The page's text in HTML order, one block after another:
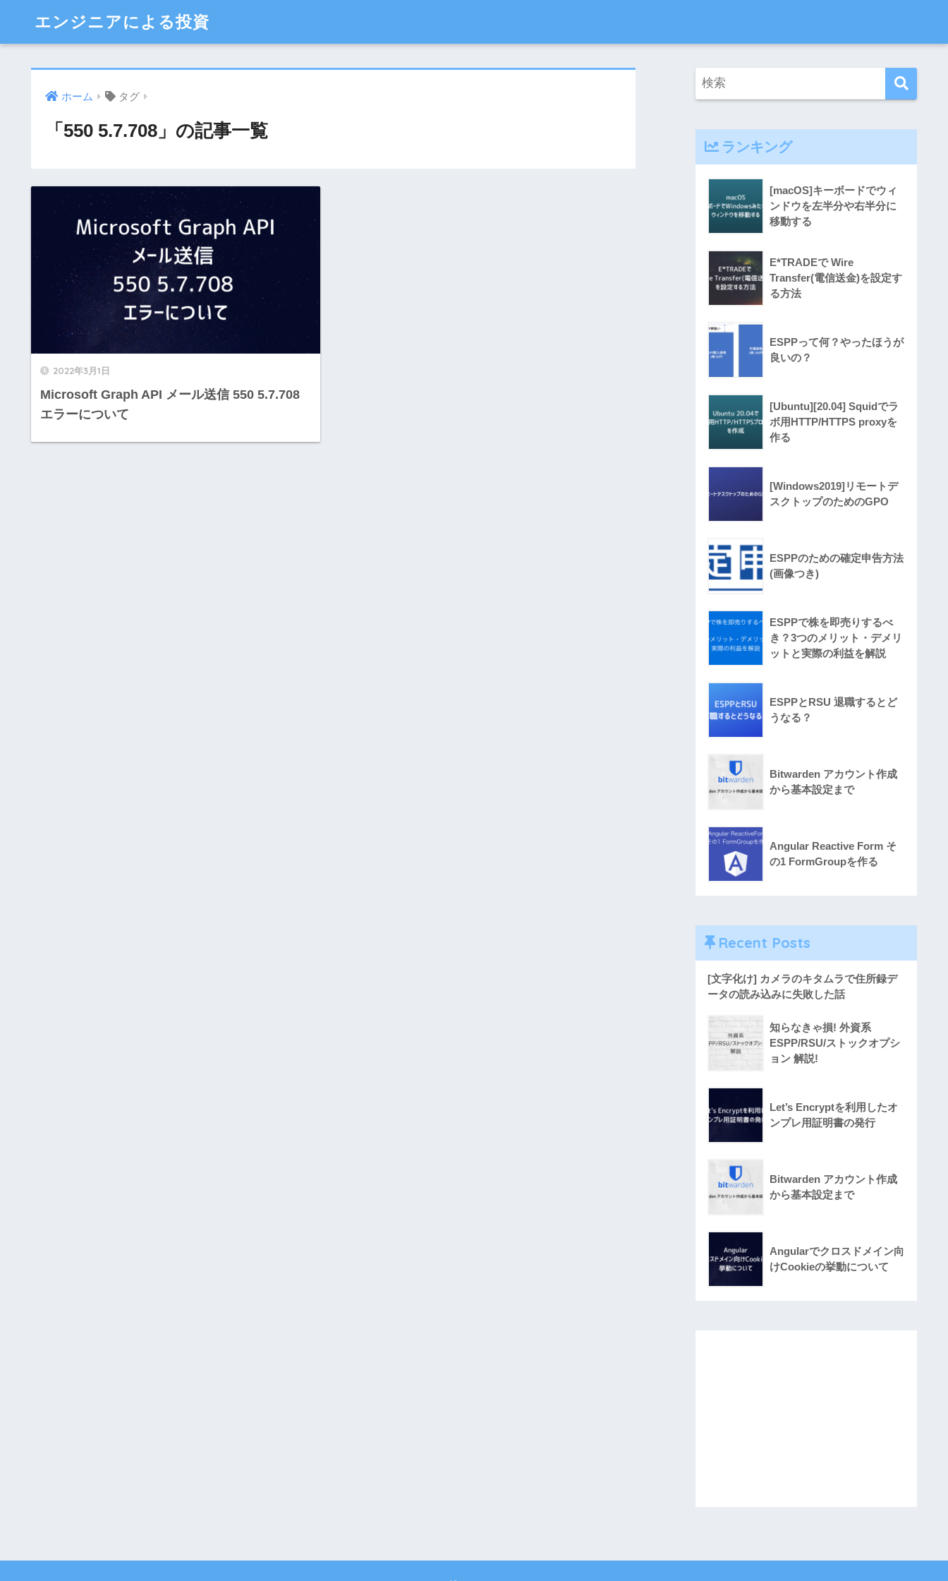
エンジニアによる投資
ホーム タグ
「550 5.7.708」の記事一覧
2022年3月1日
Microsoft Graph API メール送信 550 5.7.708
エラーについて
ランキング
[macOS]キーボードでウィ
ンドウを左半分や右半分に
移動する
E*TRADEで Wire
Transfer(電信送金)を設定す
る方法
ESPPって何？やったほうが
良いの？
[Ubuntu][20.04] Squidでラ
ボ用HTTP/HTTPS proxyを
作る
[Windows2019]リモートデ
スクトップのためのGPO
ESPPのための確定申告方法
(画像つき)
ESPPで株を即売りするべ
き？3つのメリット・デメリ
ットと実際の利益を解説
ESPPとRSU 退職するとど
うなる？
Bitwarden アカウント作成
から基本設定まで
Angular Reactive Form そ
の1 FormGroupを作る
Recent Posts
[文字化け] カメラのキタムラで住所録デ
ータの読み込みに失敗した話
知らなきゃ損! 外資系
ESPP/RSU/ストックオプシ
ョン 解説!
Let’s Encryptを利用したオ
ンプレ用証明書の発行
Bitwarden アカウント作成
から基本設定まで
Angularでクロスドメイン向
けCookieの挙動について